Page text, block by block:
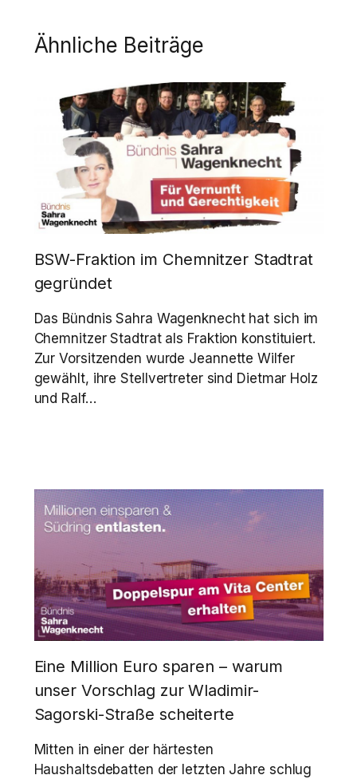
Ähnliche Beiträge
BSW-Fraktion im Chemnitzer Stadtrat
gegründet
Das Bündnis Sahra Wagenknecht hat sich im
Chemnitzer Stadtrat als Fraktion konstituiert.
Zur Vorsitzenden wurde Jeannette Wilfer
gewählt, ihre Stellvertreter sind Dietmar Holz
und Ralf…
Eine Million Euro sparen – warum
unser Vorschlag zur Wladimir-
Sagorski-Straße scheiterte
Mitten in einer der härtesten
Haushaltsdebatten der letzten Jahre schlug